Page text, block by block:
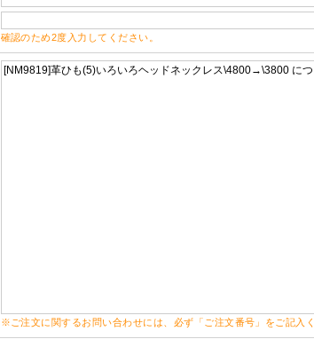
確認のため2度入力してください。
※ご注文に関するお問い合わせには、必ず「ご注文番号」をご記入